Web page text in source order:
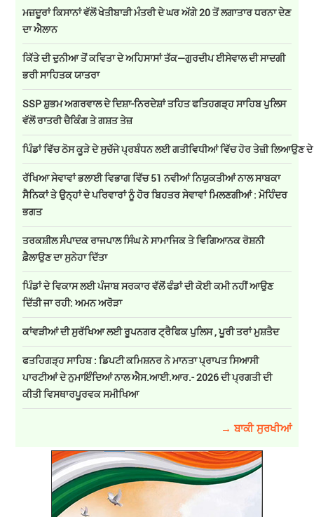
ਮਜ਼ਦੂਰਾਂ ਕਿਸਾਨਾਂ ਵੱਲੋਂ ਖੇਤੀਬਾੜੀ ਮੰਤਰੀ ਦੇ ਘਰ ਅੱਗੇ 20 ਤੋਂ ਲਗਾਤਾਰ ਧਰਨਾ ਦੇਣ
ਦਾ ਐਲਾਨ
ਕਿੱਤੇ ਦੀ ਦੁਨੀਆ ਤੋਂ ਕਵਿਤਾ ਦੇ ਅਹਿਸਾਸਾਂ ਤੱਕ—ਗੁਰਦੀਪ ਈਸੇਵਾਲ ਦੀ ਸਾਦਗੀ
ਭਰੀ ਸਾਹਿਤਕ ਯਾਤਰਾ
SSP ਸ਼ੁਭਮ ਅਗਰਵਾਲ ਦੇ ਦਿਸ਼ਾ-ਨਿਰਦੇਸ਼ਾਂ ਤਹਿਤ ਫਤਿਹਗੜ੍ਹ ਸਾਹਿਬ ਪੁਲਿਸ
ਵੱਲੋਂ ਰਾਤਰੀ ਚੈਕਿੰਗ ਤੇ ਗਸ਼ਤ ਤੇਜ਼
ਪਿੰਡਾਂ ਵਿੱਚ ਠੋਸ ਕੂੜੇ ਦੇ ਸੁਚੱਜੇ ਪ੍ਰਬੰਧਨ ਲਈ ਗਤੀਵਿਧੀਆਂ ਵਿੱਚ ਹੋਰ ਤੇਜ਼ੀ ਲਿਆਉਣ
ਰੱਖਿਆ ਸੇਵਾਵਾਂ ਭਲਾਈ ਵਿਭਾਗ ਵਿੱਚ 51 ਨਵੀਆਂ ਨਿਯੁਕਤੀਆਂ ਨਾਲ ਸਾਬਕਾ
ਸੈਨਿਕਾਂ ਤੇ ਉਨ੍ਹਾਂ ਦੇ ਪਰਿਵਾਰਾਂ ਨੂੰ ਹੋਰ ਬਿਹਤਰ ਸੇਵਾਵਾਂ ਮਿਲਣਗੀਆਂ : ਮੋਹਿੰਦਰ
ਭਗਤ
ਤਰਕਸ਼ੀਲ ਸੰਪਾਦਕ ਰਾਜਪਾਲ ਸਿੰਘ ਨੇ ਸਾਮਾਜਿਕ ਤੇ ਵਿਗਿਆਨਕ ਰੋਸ਼ਨੀ
ਫ਼ੈਲਾਉਣ ਦਾ ਸੁਨੇਹਾ ਦਿੱਤਾ
ਪਿੰਡਾਂ ਦੇ ਵਿਕਾਸ ਲਈ ਪੰਜਾਬ ਸਰਕਾਰ ਵੱਲੋਂ ਫੰਡਾਂ ਦੀ ਕੋਈ ਕਮੀ ਨਹੀਂ ਆਉਣ
ਦਿੱਤੀ ਜਾ ਰਹੀ: ਅਮਨ ਅਰੋੜਾ
ਕਾਂਵੜੀਆਂ ਦੀ ਸੁਰੱਖਿਆ ਲਈ ਰੂਪਨਗਰ ਟ੍ਰੈਫਿਕ ਪੁਲਿਸ , ਪੂਰੀ ਤਰਾਂ ਮੁਸ਼ਤੈਦ
ਫਤਹਿਗੜ੍ਹ ਸਾਹਿਬ : ਡਿਪਟੀ ਕਮਿਸ਼ਨਰ ਨੇ ਮਾਨਤਾ ਪ੍ਰਾਪਤ ਸਿਆਸੀ
ਪਾਰਟੀਆਂ ਦੇ ਨੁਮਾਇੰਦਿਆਂ ਨਾਲ ਐਸ.ਆਈ.ਆਰ.- 2026 ਦੀ ਪ੍ਰਗਤੀ ਦੀ
ਕੀਤੀ ਵਿਸਥਾਰਪੂਰਵਕ ਸਮੀਖਿਆ
→ ਬਾਕੀ ਸੁਰਖੀਆਂ